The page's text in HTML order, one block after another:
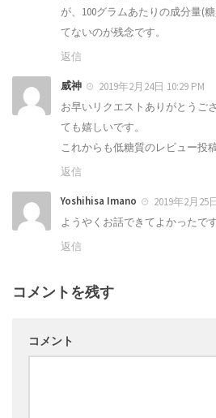
が、100グラムあたりの成分量(
てないのが残念です。
返信
威神
2019年2月24日 10:29 PM
お早いリクエストありがとうご
ても嬉しいです。
これからも低糖質のレビュー投
返信
Yoshihisa Imano
2019年2月25
ようやくお話できてよかったで
返信
コメントを残す
コメント